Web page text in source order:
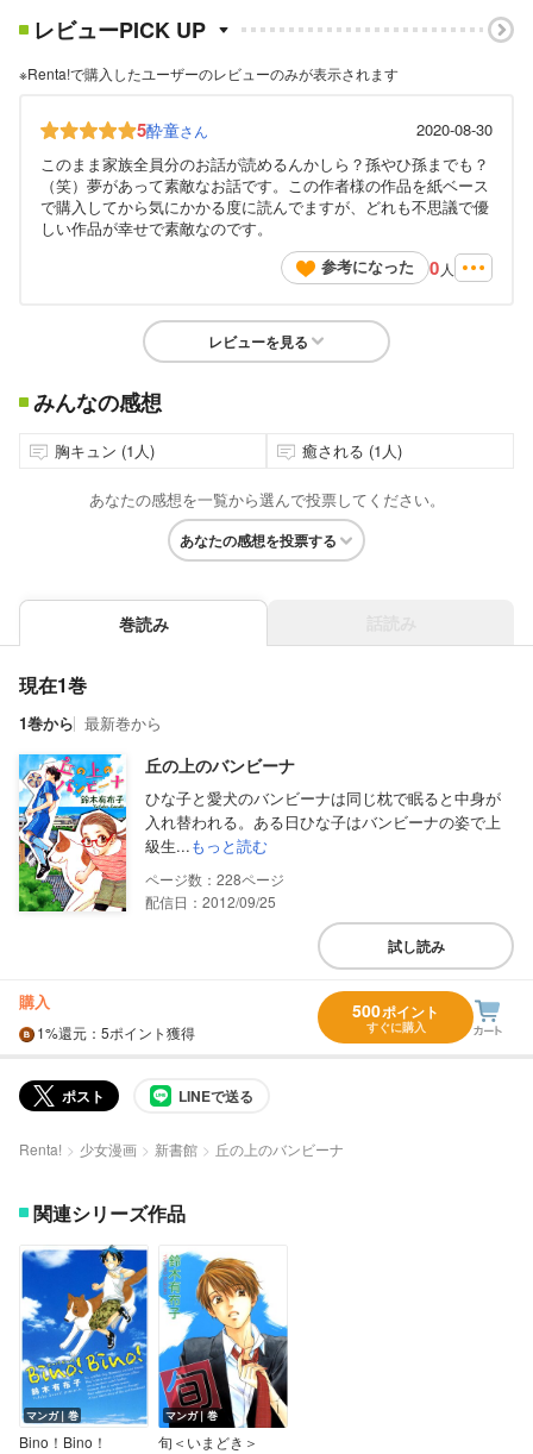
レビューPICK UP
※Renta!で購入したユーザーのレビューのみが表示されます
5酔童さん
2020-08-30
このまま家族全員分のお話が読めるんかしら？孫やひ孫までも？
（笑）夢があって素敵なお話です。この作者様の作品を紙ベース
で購入してから気にかかる度に読んでますが、どれも不思議で優
しい作品が幸せで素敵なのです。
参考になった
0 人
レビューを見る
みんなの感想
胸キュン (1人) 癒される (1人)
あなたの感想を一覧から選んで投票してください。
あなたの感想を投票する
巻読み
現在1巻
1巻から 最新巻から
丘の上のバンビーナ
ひな子と愛犬のバンビーナは同じ枕で眠ると中身が
入れ替われる。ある日ひな子はバンビーナの姿で上
級生...もっと読む
228
配信日：2012/09/25
試し読み
購入
1%還元 ：5ポイント獲得
500ポイント
すぐに購入
ポスト LINEで送る
Renta! 少女漫画 新書館 丘の上のバンビーナ
関連シリーズ作品
マンガ｜巻
Bino！Bino！
マンガ｜巻
旬＜いまどき＞